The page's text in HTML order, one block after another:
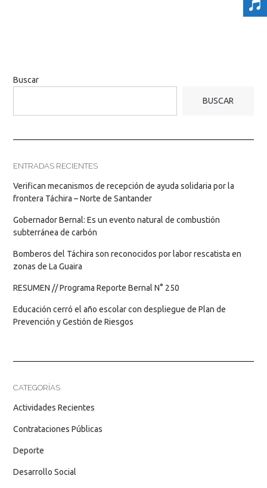
Buscar
BUSCAR
ENTRADAS RECIENTES
Verifican mecanismos de recepción de ayuda solidaria por la
frontera Táchira – Norte de Santander
Gobernador Bernal: Es un evento natural de combustión
subterránea de carbón
Bomberos del Táchira son reconocidos por labor rescatista en
zonas de La Guaira
RESUMEN // Programa Reporte Bernal N° 250
Educación cerró el año escolar con despliegue de Plan de
Prevención y Gestión de Riesgos
CATEGORÍAS
Actividades Recientes
Contrataciones Públicas
Deporte
Desarrollo Social